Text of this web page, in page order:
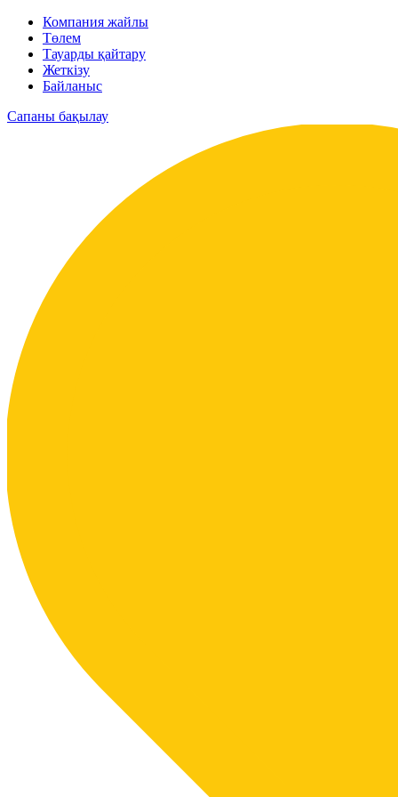
Компания жайлы
Төлем
Тауарды қайтару
Жеткізу
Байланыс
Сапаны бақылау